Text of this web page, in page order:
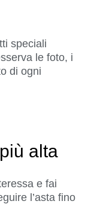
speciali
le foto, i
di ogni
alta
e fai
l’asta fino